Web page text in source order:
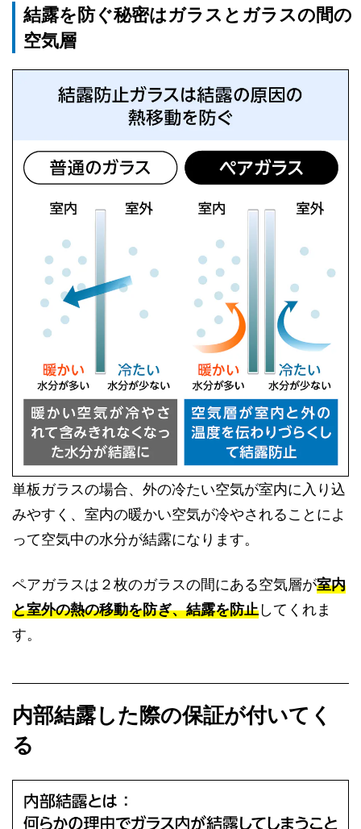
結露を防ぐ秘密はガラスとガラスの間の
空気層
単板ガラスの場合、外の冷たい空気が室内に入り込
みやすく、室内の暖かい空気が冷やされることによ
って空気中の水分が結露になります。
ペアガラスは２枚のガラスの間にある空気層が室内
と室外の熱の移動を防ぎ、結露を防止してくれま
す。
内部結露した際の保証が付いてく
る